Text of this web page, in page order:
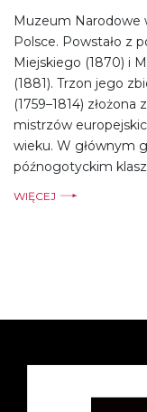
Muzeum Narodowe
Polsce. Powstało z
Miejskiego (1870) i
(1881). Trzon jego
(1759–1814)
mistrzów
wieku. W głównym
późnogotyckim
WIĘCEJ